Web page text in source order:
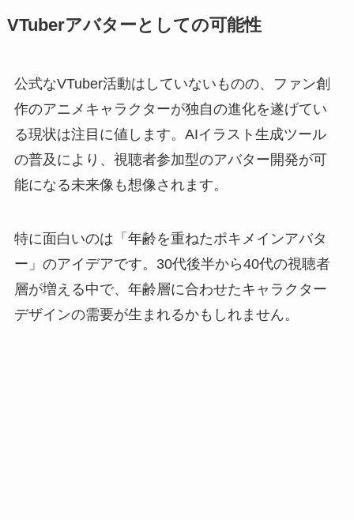
VTuberアバターとしての可能性
公式なVTuber活動はしていないものの、ファン創
作のアニメキャラクターが独自の進化を遂げてい
る現状は注目に値します。AIイラスト生成ツール
の普及により、視聴者参加型のアバター開発が可
能になる未来像も想像されます。
特に面白いのは「年齢を重ねたポキメインアバタ
ー」のアイデアです。30代後半から40代の視聴者
層が増える中で、年齢層に合わせたキャラクター
デザインの需要が生まれるかもしれません。